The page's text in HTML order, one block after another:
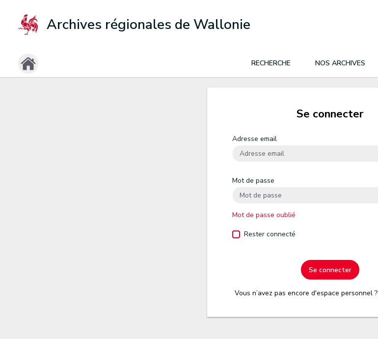
Archives régionales de Wallonie
RECHERCHE NOS ARCHIVES
Se connecter
Adresse email
Mot de passe
Mot de passe oublié
Rester connecté
Se connecter
Vous n’avez pas encore d'espace personnel ?